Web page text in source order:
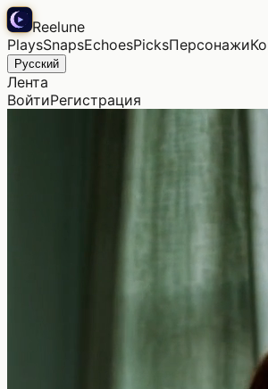
Reelune
PlaysSnapsEchoesPicksПерсонажи
Русский
Лента
ВойтиРегистрация